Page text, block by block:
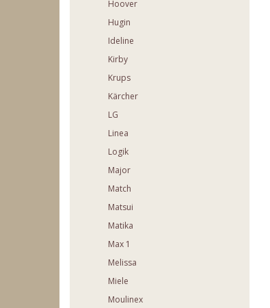
Hoover
Hugin
Ideline
Kirby
Krups
Kärcher
LG
Linea
Logik
Major
Match
Matsui
Matika
Max 1
Melissa
Miele
Moulinex